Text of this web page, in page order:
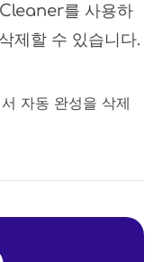
를 사용하
제할 수 있습니다.
자동 완성을 삭제